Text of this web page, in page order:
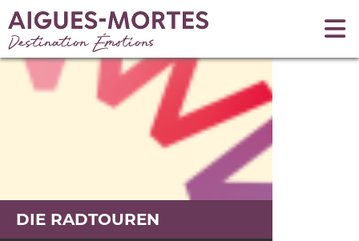
DIE RADTOUREN